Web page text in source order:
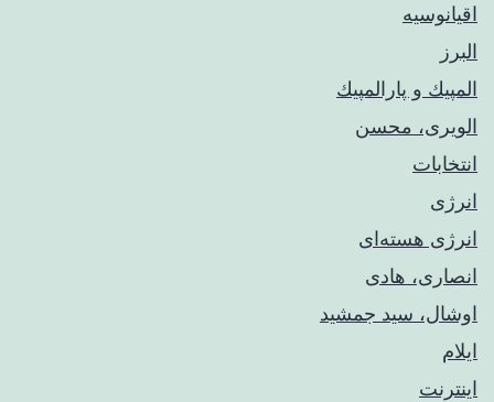
اقیانوسیه
البرز
المپيك و پارالمپيك
الویری، محسن
انتخابات
انرژی
انرژی هسته‌ای
انصاری، هادی
اوشال، سید جمشید
ایلام
اینترنت